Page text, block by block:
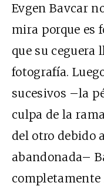
Evgen Bavcar
mira porque es
que su ceguera
fotografía.
sucesivos –la
culpa de la
del otro debido
abandonada–
completamente